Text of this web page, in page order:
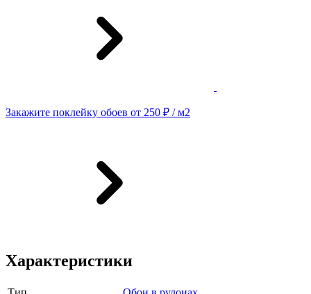
Закажите поклейку обоев от 250 ₽ / м2
Характеристики